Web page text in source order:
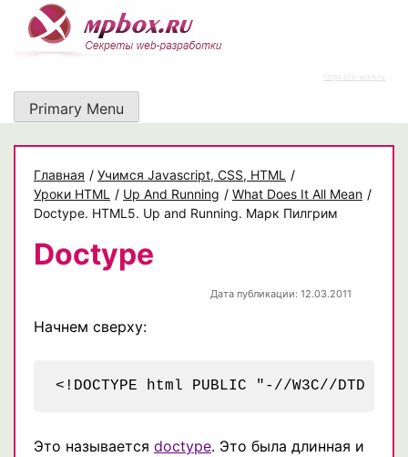
content
https://rz-work.ru
Primary Menu
Главная / Учимся Javascript, CSS, HTML
/
Уроки HTML
/ Up And Running / What Does It All Mean /
Doctype. HTML5. Up and Running. Марк Пилгрим
Doctype
Дата публикации: 12.03.2011
Начнем сверху:
Это называется doctype. Это была длинная и